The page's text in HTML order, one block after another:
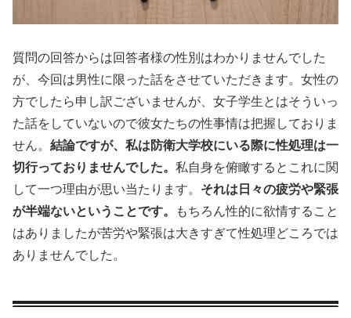
質問の回答からは回答者様の性別はわかりませんでした
が、今回は男性に限った話をさせていただきます。女性の
方でしたら申し訳ございませんが、女子学生とはそういっ
た話をしていないので彼女たちの性事情は把握しておりま
せん。 結論ですが、私は防衛大学校にいる際に性処理は一
切行っておりませんでした。 私自身を俯瞰するとこれに関
して一つ理由が思い当たります。 それは日々の疲労や緊張
が半端ないということです。
もちろん性的に欲情すること
はありましたが苦労や緊張は大きすぎて性処理どころでは
ありませんでした。